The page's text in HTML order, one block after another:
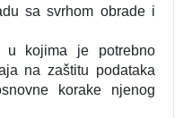
sa svrhom obrade i
u kojima je potrebno
na zaštitu podataka
korake njenog